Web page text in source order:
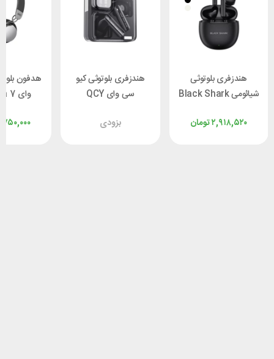
هندزفری بلوتوثی
شیائومی Black Shark
تومان۲,۹۱۸,۵۲۰
هندزفری بلوتوثی کیو
سی وای QCY
بزودی
هدفون
وای QCY Era 7